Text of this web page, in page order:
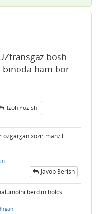
bosh
binoda ham bor
Izoh Yozish
ozgargan xozir manzil
Javob Berish
berdim holos